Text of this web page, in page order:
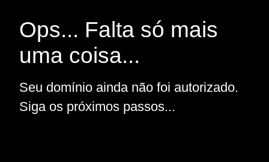
Ops... Falta só mais
uma coisa...
Seu domínio ainda não foi autorizado.
Siga os próximos passos...